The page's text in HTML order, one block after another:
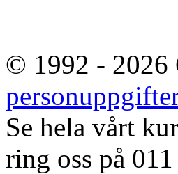
© 1992 -
Se hela vårt
ring oss på